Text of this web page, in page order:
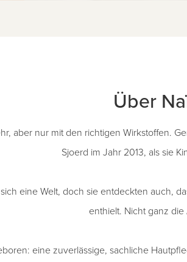
Über
aber nur mit den richtigen Wirkstoffen.
Sjoerd im Jahr 2013, als sie
eine Welt, doch sie entdeckten auch,
enthielt. Nicht ganz die
eine zuverlässige, sachliche